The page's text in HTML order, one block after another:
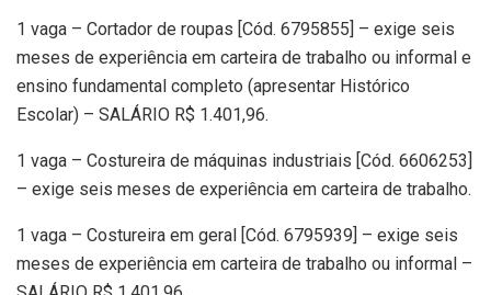
1 vaga – Cortador de roupas [Cód. 6795855] – exige seis
meses de experiência em carteira de trabalho ou informal e
ensino fundamental completo (apresentar Histórico
Escolar) – SALÁRIO R$ 1.401,96.
1 vaga – Costureira de máquinas industriais [Cód. 6606253]
– exige seis meses de experiência em carteira de trabalho.
1 vaga – Costureira em geral [Cód. 6795939] – exige seis
meses de experiência em carteira de trabalho ou informal –